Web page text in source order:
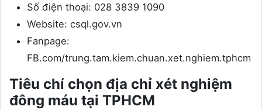
Số điện thoại: 028 3839 1090
Website: csql.gov.vn
Fanpage:
FB.com/trung.tam.kiem.chuan.xet.nghiem.tphcm
Tiêu chí chọn địa chỉ xét nghiệm
đông máu tại TPHCM